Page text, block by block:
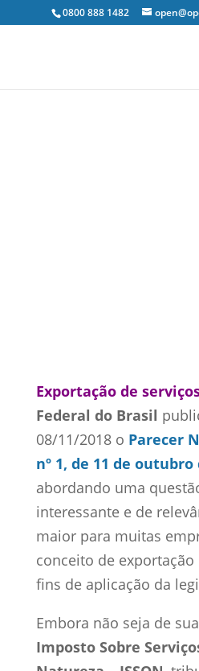
0800 888 1482
Exportação de
Federal do Brasil
08/11/2018 o Parecer
nº 1, de 11 de outubro
abordando uma
interessante e de
maior para muitas
conceito de
fins de aplicação da
Embora não seja de
Imposto Sobre